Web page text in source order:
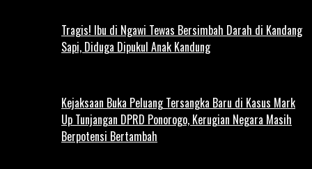
Tragis! Ibu di Ngawi Tewas Bersimbah Darah di Kandang
Sapi, Diduga Dipukul Anak Kandung
Kejaksaan Buka Peluang Tersangka Baru di Kasus Mark
Up Tunjangan DPRD Ponorogo, Kerugian Negara Masih
Berpotensi Bertambah